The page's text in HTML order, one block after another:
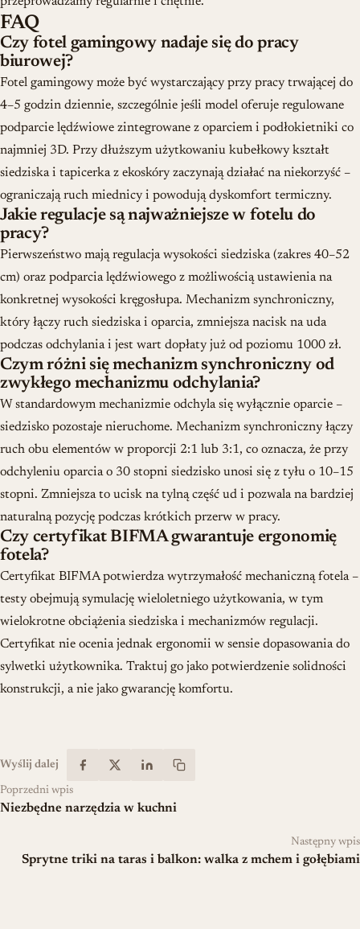
FAQ
Czy fotel gamingowy nadaje się do pracy
biurowej?
Fotel gamingowy może być wystarczający przy pracy trwającej do
4–5 godzin dziennie, szczególnie jeśli model oferuje regulowane
podparcie lędźwiowe zintegrowane z oparciem i podłokietniki co
najmniej 3D. Przy dłuższym użytkowaniu kubełkowy kształt
siedziska i tapicerka z ekoskóry zaczynają działać na niekorzyść –
ograniczają ruch miednicy i powodują dyskomfort termiczny.
Jakie regulacje są najważniejsze w fotelu do
pracy?
Pierwszeństwo mają regulacja wysokości siedziska (zakres 40–52
cm) oraz podparcia lędźwiowego z możliwością ustawienia na
konkretnej wysokości kręgosłupa. Mechanizm synchroniczny,
który łączy ruch siedziska i oparcia, zmniejsza nacisk na uda
podczas odchylania i jest wart dopłaty już od poziomu 1000 zł.
Czym różni się mechanizm synchroniczny od
zwykłego mechanizmu odchylania?
W standardowym mechanizmie odchyla się wyłącznie oparcie –
siedzisko pozostaje nieruchome. Mechanizm synchroniczny łączy
ruch obu elementów w proporcji 2:1 lub 3:1, co oznacza, że przy
odchyleniu oparcia o 30 stopni siedzisko unosi się z tyłu o 10–15
stopni. Zmniejsza to ucisk na tylną część ud i pozwala na bardziej
naturalną pozycję podczas krótkich przerw w pracy.
Czy certyfikat BIFMA gwarantuje ergonomię
fotela?
Certyfikat BIFMA potwierdza wytrzymałość mechaniczną fotela –
testy obejmują symulację wieloletniego użytkowania, w tym
wielokrotne obciążenia siedziska i mechanizmów regulacji.
Certyfikat nie ocenia jednak ergonomii w sensie dopasowania do
sylwetki użytkownika. Traktuj go jako potwierdzenie solidności
konstrukcji, a nie jako gwarancję komfortu.
Wyślij dalej
Poprzedni wpis
Niezbędne narzędzia w kuchni
Następny wpis
Sprytne triki na taras i balkon: walka z mchem i gołębiami